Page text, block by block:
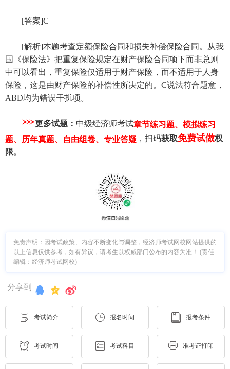
[答案]C
[解析]本题考查定额保险合同和损失补偿保险合同。从我
国《保险法》把重复保险规定在财产保险合同项下而非总则
中可以看出，重复保险仅适用于财产保险，而不适用于人身
保险，这是由财产保险的补偿性所决定的。C说法符合题意，
ABD均为错误干扰项。
更多试题： 中级经济师考试章节练习题、模拟练习
题、历年真题、自由组卷、专业答疑 ，扫码获取免费试做权
限。
免责声明：因考试政策、内容不断变化与调整，经济师考试网校网站提供的
以上信息仅供参考，如有异议，请考生以权威部门公布的内容为准！ (责任
编辑：经济师考试网校)
分享到
考试简介 报名时间 报考条件
考试时间 考试科目 准考证打印